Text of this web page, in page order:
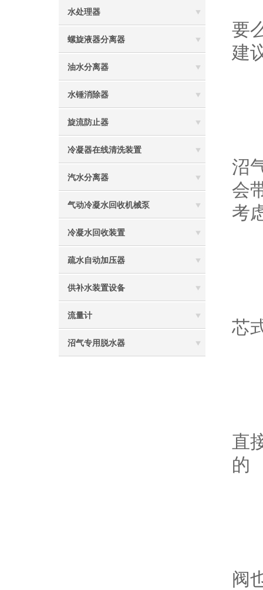
水处理器
螺旋液器分离器
油水分离器
水锤消除器
旋流防止器
冷凝器在线清洗装置
汽水分离器
气动冷凝水回收机械泵
冷凝水回收装置
疏水自动加压器
供补水装置设备
流量计
沼气专用脱水器
要
建
沼
会
考
芯
直
的
阀